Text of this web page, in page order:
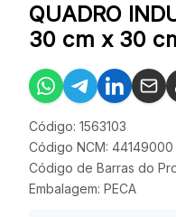
QUADRO
30 cm x 30
Código: 1563103
Código NCM: 44149000
Código de Barras do
Embalagem: PECA